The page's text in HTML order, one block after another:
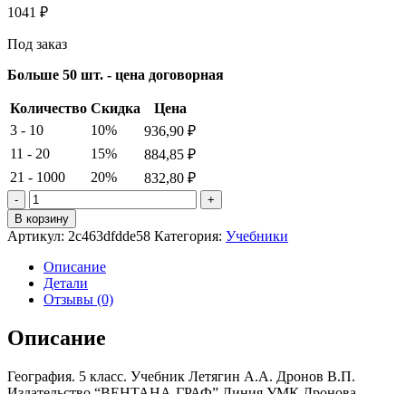
1041 ₽
Под заказ
Больше 50 шт. - цена договорная
Количество Скидка
Цена
3 - 10
10% 936,90 ₽
11 - 20
15% 884,85 ₽
21 - 1000
20% 832,80 ₽
Количество
товара
География.
5 класс.
Учебник
Летягин
А.А.
В корзину
Артикул: 2c463dfdde58 Категория: Учебники
Описание
Детали
Отзывы (0)
Описание
География. 5 класс. Учебник Летягин А.А. Дронов В.П.